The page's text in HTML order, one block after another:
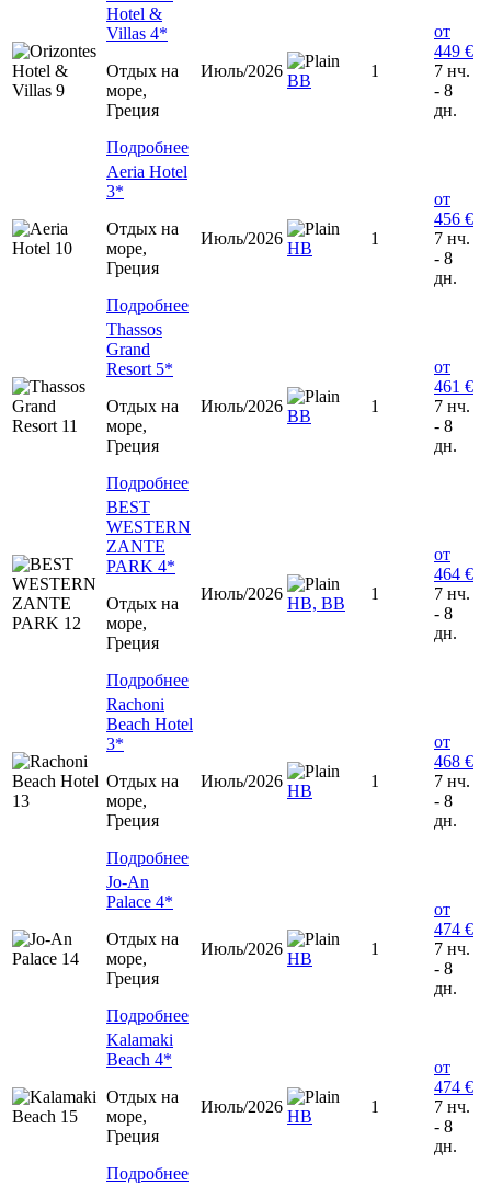
Hotel &
Villas 4*
Отдых на
море,
Греция
Подробнее
Июль/2026
BB
1
от
449 €
7 нч.
- 8
дн.
Aeria Hotel
3*
Отдых на
море,
Греция
Подробнее
Июль/2026
НВ
1
от
456 €
7 нч.
- 8
дн.
Thassos
Grand
Resort 5*
Отдых на
море,
Греция
Подробнее
Июль/2026
BB
1
от
461 €
7 нч.
- 8
дн.
BEST
WESTERN
ZANTE
PARK 4*
Отдых на
море,
Греция
Подробнее
Июль/2026
HB, BB
1
от
464 €
7 нч.
- 8
дн.
Rachoni
Beach Hotel
3*
Отдых на
море,
Греция
Подробнее
Июль/2026
HB
1
от
468 €
7 нч.
- 8
дн.
Jo-An
Palace 4*
Отдых на
море,
Греция
Подробнее
Июль/2026
HB
1
от
474 €
7 нч.
- 8
дн.
Kalamaki
Beach 4*
Отдых на
море,
Греция
Подробнее
Июль/2026
HB
1
от
474 €
7 нч.
- 8
дн.